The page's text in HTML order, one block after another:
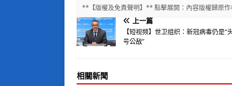
**【版權及免責聲明】** 點擊展開：內容版權歸原
上一篇
【短视频】世卫组织：新冠病毒仍是“
号公敌”
相關新聞